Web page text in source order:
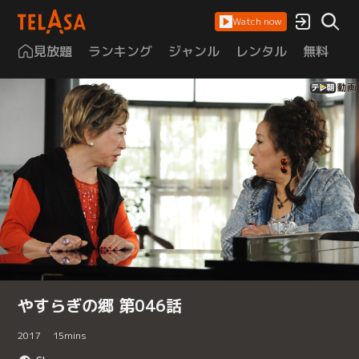
Watch now
見放題 ランキング ジャンル レンタル 無料
やすらぎの郷 第046話
2017 15mins